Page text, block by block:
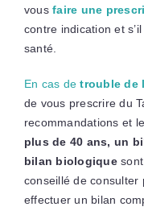
vousfaire une
contre indication et
santé.
En cas detrouble de
de vous prescrire du
recommandations et
plus de 40 ans, un
bilan biologiquesont
conseillé de consulter
effectuer un bilan